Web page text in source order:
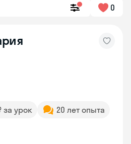
0
за урок
20 лет опыта